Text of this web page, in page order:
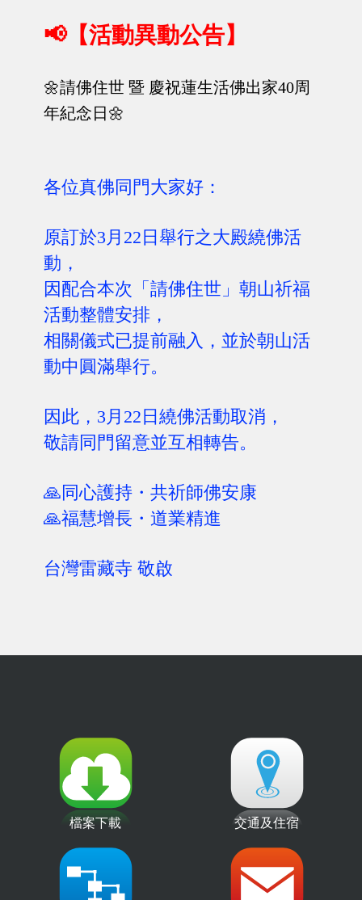
📢【活動異動公告】
🌼請佛住世 暨 慶祝蓮生活佛出家40周
年紀念日🌼
各位真佛同門大家好：
原訂於3月22日舉行之大殿繞佛活
動，
因配合本次「請佛住世」朝山祈福
活動整體安排，
相關儀式已提前融入，並於朝山活
動中圓滿舉行。
因此，3月22日繞佛活動取消，
敬請同門留意並互相轉告。
🙏同心護持・共祈師佛安康
🙏福慧增長・道業精進
台灣雷藏寺 敬啟
檔案下載 交通及住宿